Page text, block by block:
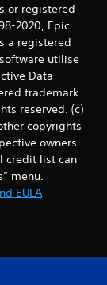
or registered
2020, Epic
a registered
utilise
Data
trademark
reserved. (c)
copyrights
owners.
credit list can
menu.
EULA